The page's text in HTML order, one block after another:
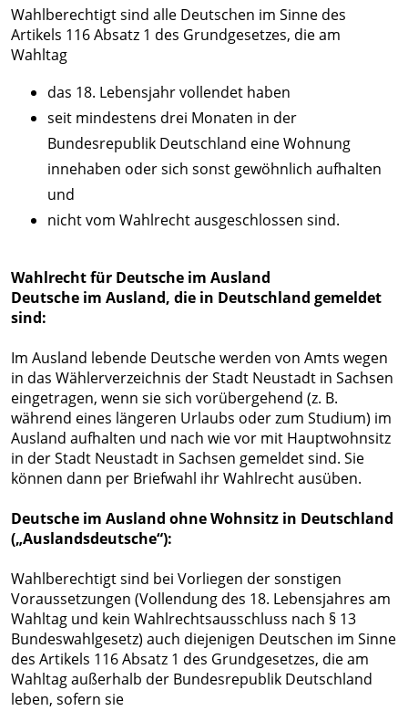
Erinnerungsstätten
Sportstätten
Wandern
Freibäder
Mariba
Freizeitwelt
Immobilien
Zum
Thema
Windenergie
Förderprogramme
Städtebauförderung
LEADER
Brücken
in
Zukunft
Denkmalförderung
Gewässer
Wahlberechtigt sind alle Deutschen im Sinne des
Artikels 116 Absatz 1 des Grundgesetzes, die am
Wahltag
das 18. Lebensjahr vollendet haben
seit mindestens drei Monaten in der
Bundesrepublik Deutschland eine Wohnung
innehaben oder sich sonst gewöhnlich aufhalten
und
nicht vom Wahlrecht ausgeschlossen sind.
Wahlrecht für Deutsche im Ausland
Deutsche im Ausland, die in Deutschland gemeldet
sind:
Im Ausland lebende Deutsche werden von Amts wegen
in das Wählerverzeichnis der Stadt Neustadt in Sachsen
eingetragen, wenn sie sich vorübergehend (z. B.
während eines längeren Urlaubs oder zum Studium) im
Ausland aufhalten und nach wie vor mit Hauptwohnsitz
in der Stadt Neustadt in Sachsen gemeldet sind. Sie
können dann per Briefwahl ihr Wahlrecht ausüben.
Deutsche im Ausland ohne Wohnsitz in Deutschland
(„Auslandsdeutsche“):
Wahlberechtigt sind bei Vorliegen der sonstigen
Voraussetzungen (Vollendung des 18. Lebensjahres am
Wahltag und kein Wahlrechtsausschluss nach § 13
Bundeswahlgesetz) auch diejenigen Deutschen im Sinne
des Artikels 116 Absatz 1 des Grundgesetzes, die am
Wahltag außerhalb der Bundesrepublik Deutschland
leben, sofern sie